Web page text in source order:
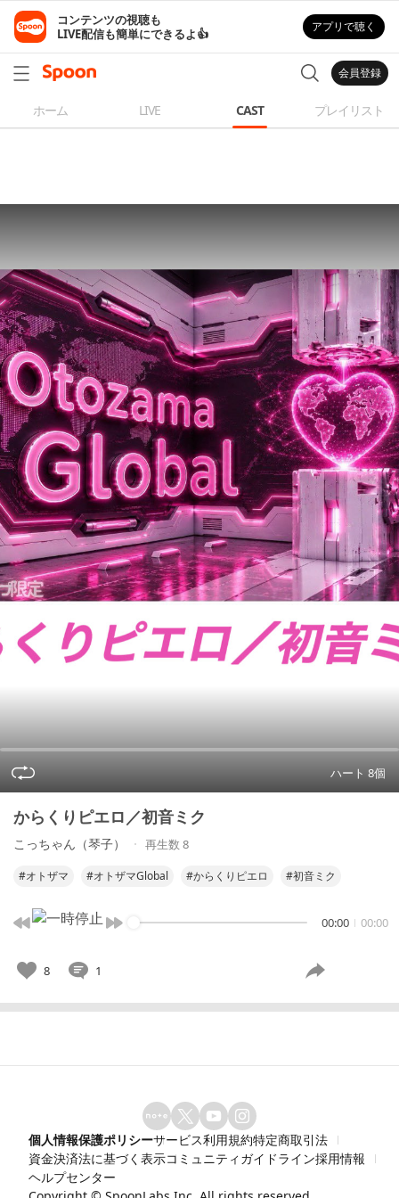
コンテンツの視聴も
LIVE配信も簡単にできるよ👍
アプリで聴く
会員登録
ホーム LIVE CAST プレイリスト
ハート 8個
からくりピエロ／初音ミク
こっちゃん（琴子） 再生数 8
#オトザマ #オトザマGlobal #からくりピエロ #初音ミク
00:00 00:00
8 1
個人情報保護ポリシーサービス利用規約特定商取引法
資金決済法に基づく表示コミュニティガイドライン採用情報
ヘルプセンター